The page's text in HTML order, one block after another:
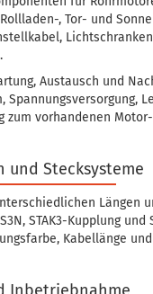
, Tor- und
Austausch und
Spannungsversorgung,
zum vorhandenen
und Stecksysteme
Längen
STAK3-Kupplung
Kabellänge